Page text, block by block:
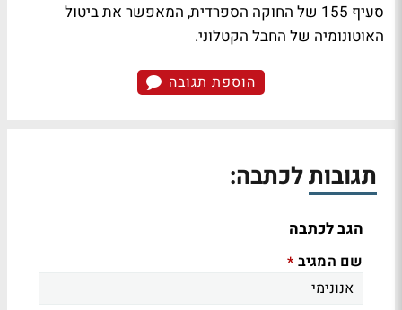
סעיף 155 של החוקה הספרדית, המאפשר את ביטול
האוטונומיה של החבל הקטלוני.
הוספת תגובה
תגובות לכתבה:
הגב לכתבה
שם המגיב *